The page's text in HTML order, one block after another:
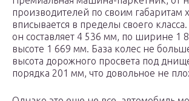
производителей по своим габаритам
вписывается в пределы своего
он составляет 4 536 мм, по ширине 1
высоте 1 669 мм. База колес не
высота дорожного просвета под
порядка 201 мм, что довольное не